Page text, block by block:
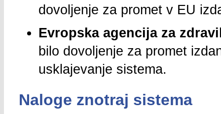
dovoljenje za promet v EU
Evropska agencija za
bilo dovoljenje za promet
usklajevanje sistema.
Naloge znotraj sistema